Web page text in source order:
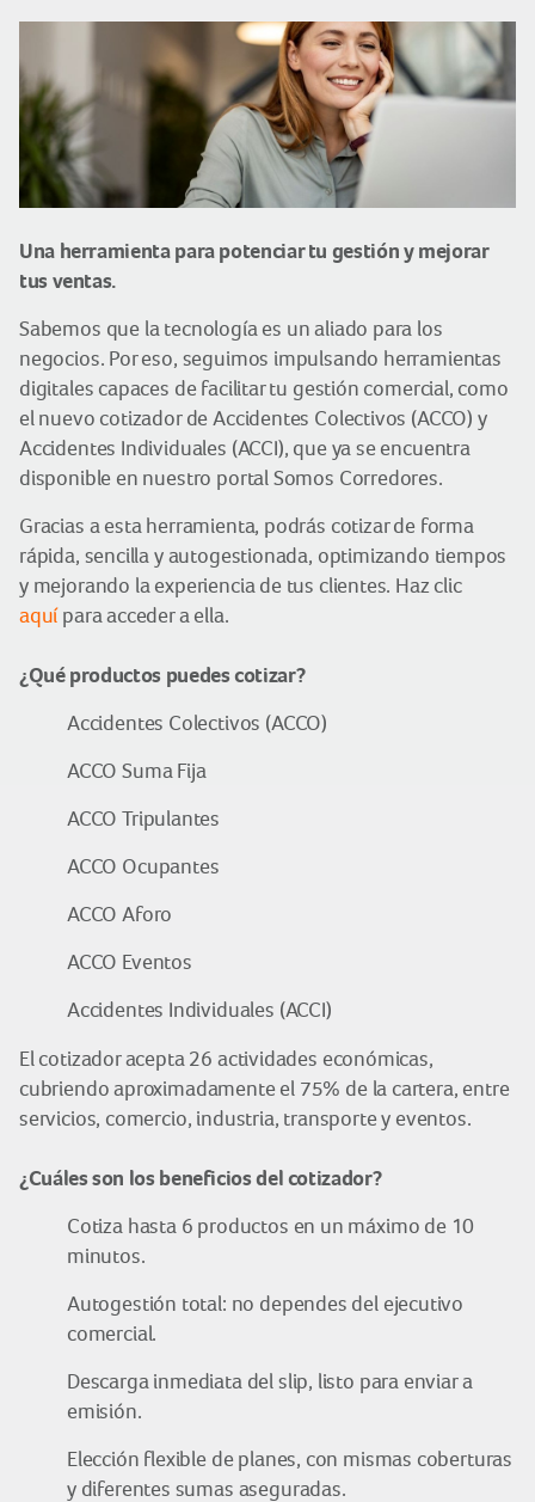
Una herramienta para potenciar tu gestión y mejorar
tus ventas.
Sabemos que la tecnología es un aliado para los
negocios. Por eso, seguimos impulsando herramientas
digitales capaces de facilitar tu gestión comercial, como
el nuevo cotizador de Accidentes Colectivos (ACCO) y
Accidentes Individuales (ACCI), que ya se encuentra
disponible en nuestro portal Somos Corredores.
Gracias a esta herramienta, podrás cotizar de forma
rápida, sencilla y autogestionada, optimizando tiempos
y mejorando la experiencia de tus clientes. Haz clic
aquípara acceder a ella.
¿Qué productos puedes cotizar?
Accidentes Colectivos (ACCO)
ACCO Suma Fija
ACCO Tripulantes
ACCO Ocupantes
ACCO Aforo
ACCO Eventos
Accidentes Individuales (ACCI)
El cotizador acepta 26 actividades económicas,
cubriendo aproximadamente el 75% de la cartera, entre
servicios, comercio, industria, transporte y eventos.
¿Cuáles son los beneficios del cotizador?
Cotiza hasta 6 productos en un máximo de 10
minutos.
Autogestión total: no dependes del ejecutivo
comercial.
Descarga inmediata del slip, listo para enviar a
emisión.
Elección flexible de planes, con mismas coberturas
y diferentes sumas aseguradas.